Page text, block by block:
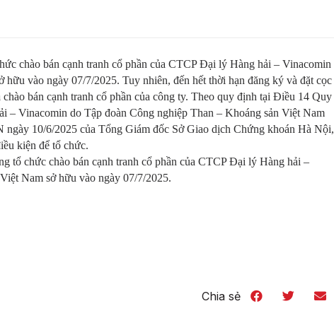
chào bán cạnh tranh cổ phần của CTCP Đại lý Hàng hải – Vinacomin
vào ngày 07/7/2025. Tuy nhiên, đến hết thời hạn đăng ký và đặt cọc
bán cạnh tranh cổ phần của công ty. Theo quy định tại Điều 14 Quy
– Vinacomin do Tập đoàn Công nghiệp Than – Khoáng sản Việt Nam
10/6/2025 của Tổng Giám đốc Sở Giao dịch Chứng khoán Hà Nội,
kiện để tổ chức.
tổ chức chào bán cạnh tranh cổ phần của CTCP Đại lý Hàng hải –
Nam sở hữu vào ngày 07/7/2025.
Chia sẻ